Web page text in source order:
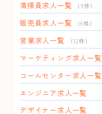
清掃員求人一覧 （5件）
販売員求人一覧 （6件）
営業求人一覧 （12件）
マーケティング求人一覧
コールセンター求人一覧
エンジニア求人一覧
デザイナー求人一覧